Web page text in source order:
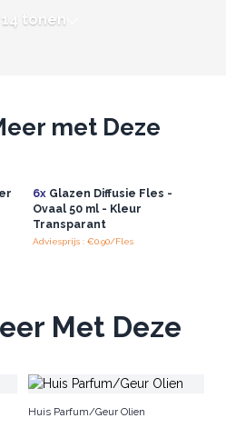
tonen
met Deze
6xGlazen Diffusie Fles -
Ovaal 50 ml - Kleur
Transparant
Adviesprijs : €0.90/Fles
Met Deze
Huis Parfum/Geur Olien